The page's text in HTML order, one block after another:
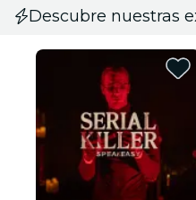
Descubre nuestras